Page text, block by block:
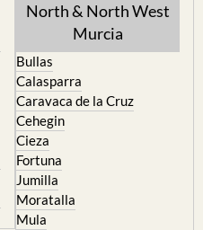
North & North West
Murcia
Bullas
Calasparra
Caravaca de la Cruz
Cehegin
Cieza
Fortuna
Jumilla
Moratalla
Mula